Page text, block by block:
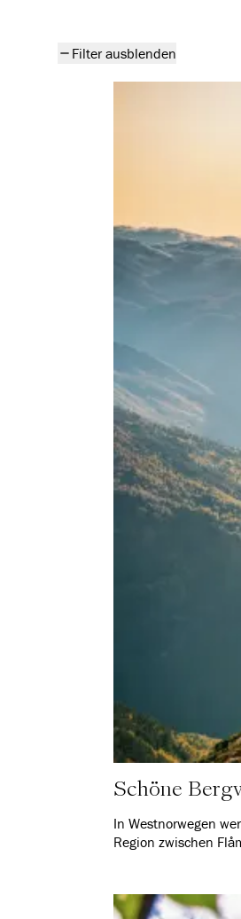
Filter ausblenden
Alle Artikel
Schöne
In Westnorwegen
Region zwischen